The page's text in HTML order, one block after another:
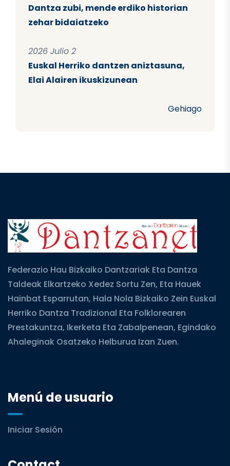
Dantza zubi, mende erdiko historian
zehar bidaiatzeko
2026 Julio 2
Euskal Herriko dantzen aniztasuna,
Elai Alairen ikuskizunean
Gehiago
Federazio Hau Bizkaiko Dantzariak Eta Dantza
Taldeak Elkartzeko Xedez Sortu Zen, Eta Hauek
Hainbat Esparrutan, Hala Nola Bizkaiko Zein Euskal
Herriko Dantza Tradizional Eta Folklorearen
Prestakuntza, Ikerketa Eta Zabalpenean, Egindako
Ahaleginak Osatzeko Helburua Izan Zuen.
Menú de usuario
Iniciar Sesión